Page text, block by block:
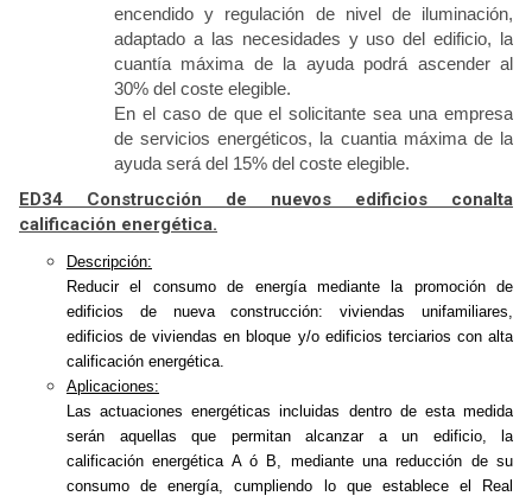
encendido y regulación de nivel de iluminación,
adaptado a las necesidades y uso del edificio, la
cuantía máxima de la ayuda podrá ascender al
30% del coste elegible.
En el caso de que el solicitante sea una empresa
de servicios energéticos, la cuantia máxima de la
ayuda será del 15% del coste elegible.
ED34 Construcción de nuevos edificios conalta
calificación energética.
Descripción:
Reducir el consumo de energía mediante la promoción de
edificios de nueva construcción: viviendas unifamiliares,
edificios de viviendas en bloque y/o edificios terciarios con alta
calificación energética.
Aplicaciones:
Las actuaciones energéticas incluidas dentro de esta medida
serán aquellas que permitan alcanzar a un edificio, la
calificación energética A ó B, mediante una reducción de su
consumo de energía, cumpliendo lo que establece el Real